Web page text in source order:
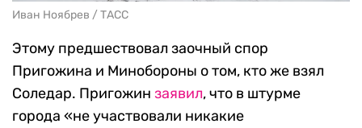
Иван Ноябрев / ТАСС
Этому предшествовал заочный спор
Пригожина и Минобороны о том, кто же взял
Соледар. Пригожин заявил, что в штурме
города «не участвовали никакие